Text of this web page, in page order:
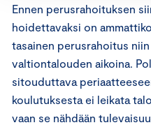
Ennen perusrahoituksen
hoidettavaksi on
tasainen perusrahoitus
valtiontalouden aikoina.
sitouduttava
koulutuksesta ei leikata
vaan se nähdään